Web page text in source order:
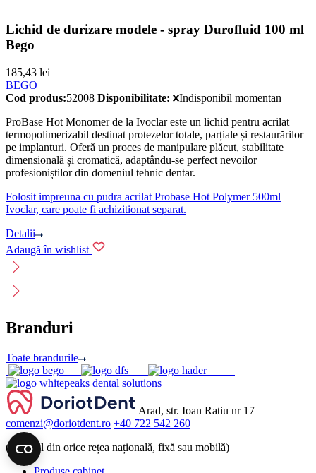
Lichid de durizare modele - spray Durofluid 100 ml
Bego
185,43 lei
BEGO
Cod produs:52008 Disponibilitate:
Indisponibil momentan
ProBase Hot Monomer de la Ivoclar este un lichid pentru acrilat
termopolimerizabil destinat protezelor totale, parțiale și restaurărilor
pe implanturi. Oferă un proces de manipulare plăcut, stabilitate
dimensională și cromatică, adaptându-se perfect nevoilor
profesioniștilor din domeniul tehnic dentar.
Folosit impreuna cu pudra acrilat Probase Hot Polymer 500ml
Ivoclar, care poate fi achizitionat separat.
Detalii
Adaugă în wishlist
Branduri
Toate brandurile
Arad, str. Ioan Ratiu nr 17
comenzi@doriotdent.ro +40 722 542 260
(apelabil din orice rețea națională, fixă sau mobilă)